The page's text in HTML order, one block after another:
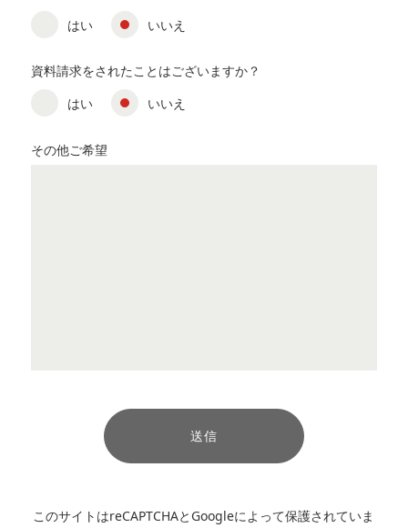
はい
いいえ
資料請求をされたことはございますか？
はい
いいえ
その他ご希望
このサイトはreCAPTCHAとGoogleによって保護されていま